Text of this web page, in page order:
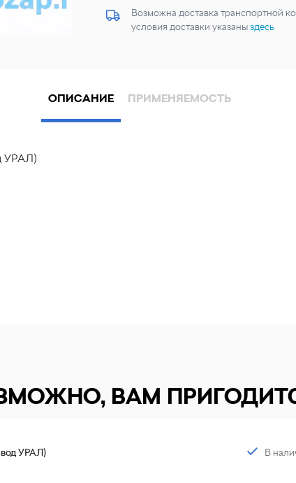
Возможна доставка транспортной
условия доставки указаныздесь
ОПИСАНИЕ ПРИМЕНЯЕМОСТЬ
УРАЛ)
ВАМ
УРАЛ) В